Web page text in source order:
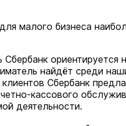
малого бизнеса
ориентируется
найдёт среди
Сбербанк
кассового
деятельности.
Экология